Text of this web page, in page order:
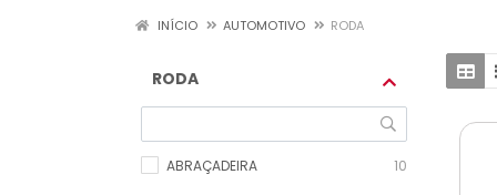
INÍCIO AUTOMOTIVO RODA
RODA
ABRAÇADEIRA 10